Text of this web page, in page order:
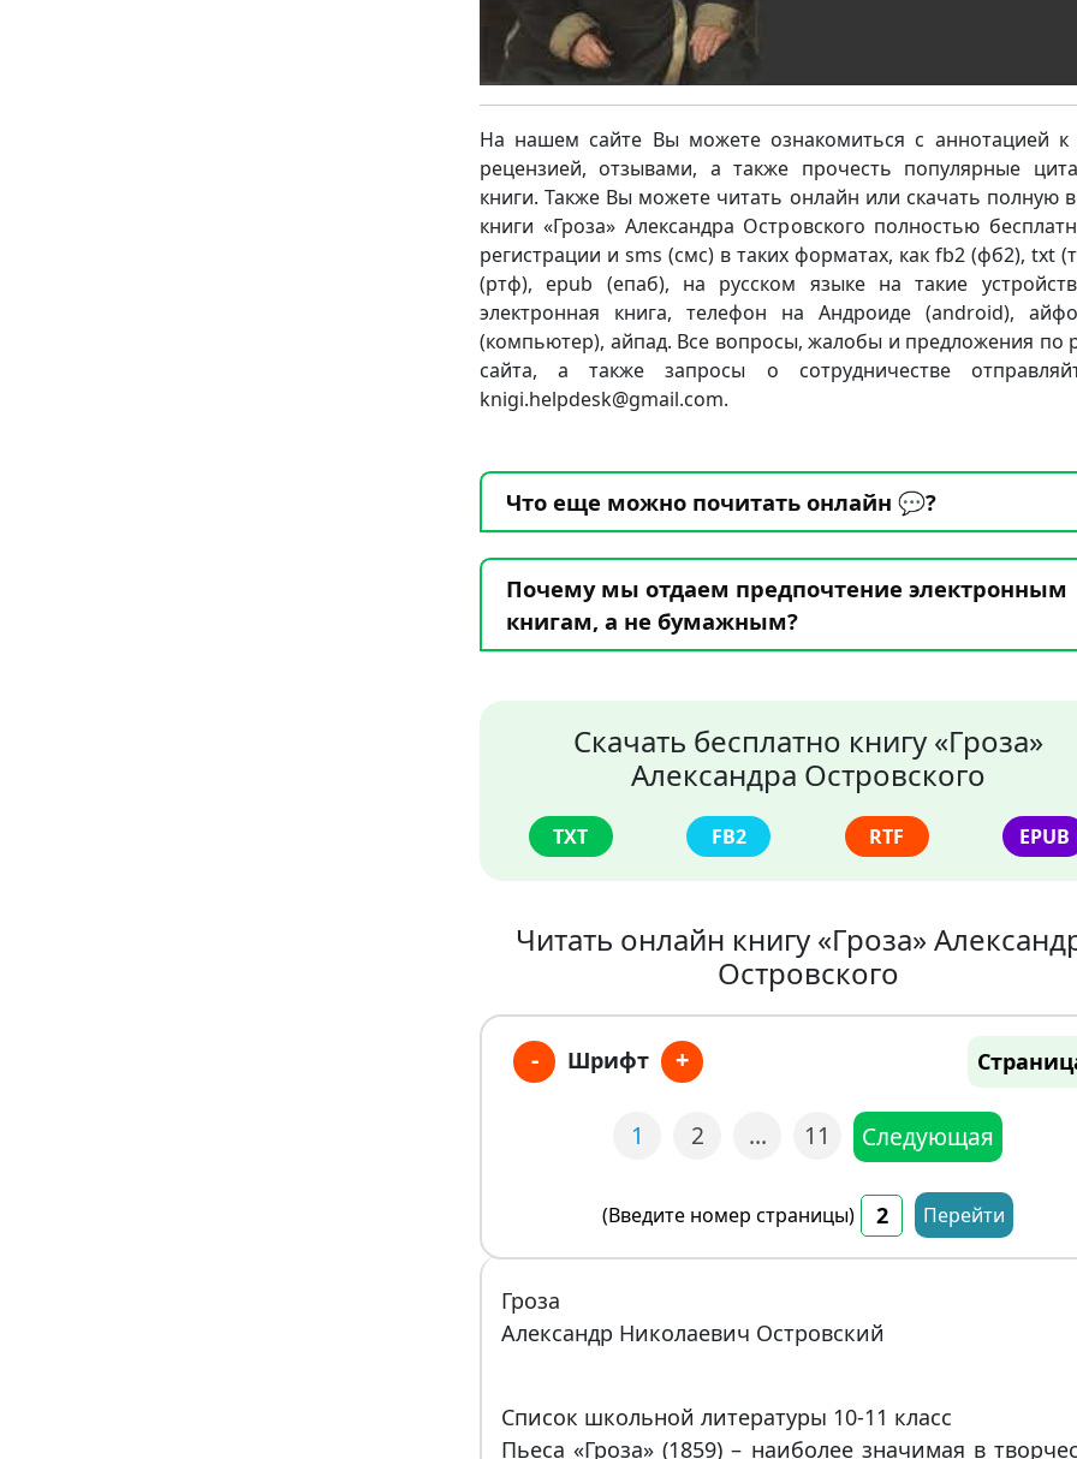
На нашем сайте Вы можете ознакомиться с аннотацией к
рецензией, отзывами, а также прочесть популярные
книги. Также Вы можете читать онлайн или скачать полную
книги «Гроза» Александра Островского полностью
регистрации и sms (смс) в таких форматах, как fb2 (фб2), txt
(ртф), epub (епаб), на русском языке на такие
электронная книга, телефон на Андроиде (android),
(компьютер), айпад. Все вопросы, жалобы и предложения по
сайта, а также запросы о сотрудничестве
knigi.helpdesk@gmail.com.
Что еще можно почитать онлайн 💬?
Почему мы отдаем предпочтение электронным
книгам, а не бумажным?
Скачать бесплатно книгу «Гроза»
Александра Островского
TXT FB2 RTF EPUB
Читать онлайн книгу «Гроза»
Островского
- Шрифт +
1 2 … 11 Следующая
(Введите номер страницы) Перейти
Гроза
Александр Николаевич Островский
Список школьной литературы 10-11 класс
Пьеса «Гроза» (1859) – наиболее значимая в